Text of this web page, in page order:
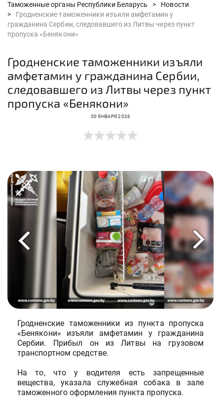
Таможенные органы Республики Беларусь >
Новости
>
Гродненские таможенники изъяли амфетамин у
гражданина Сербии, следовавшего из Литвы через пункт
пропуска «Бенякони»
Гродненские таможенники изъяли
амфетамин у гражданина Сербии,
следовавшего из Литвы через пункт
пропуска «Бенякони»
30 ЯНВАРЯ 2026
Гродненские таможенники из пункта пропуска
«Бенякони» изъяли амфетамин у гражданина
Сербии. Прибыл он из Литвы на грузовом
транспортном средстве.
На то, что у водителя есть запрещенные
вещества, указала служебная собака в зале
таможенного оформления пункта пропуска.